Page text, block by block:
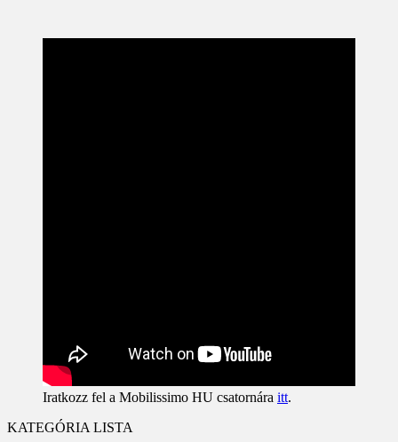
Iratkozz fel a Mobilissimo HU csatornára itt.
KATEGÓRIA LISTA